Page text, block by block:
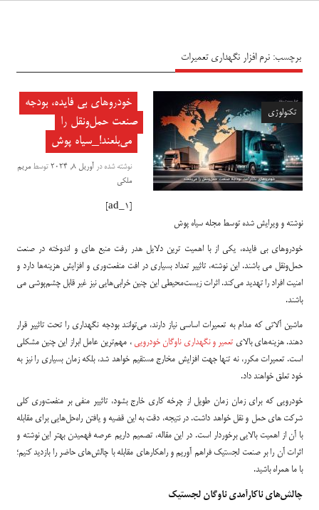
برچسب: نرم افزار نگهداری تعمیرات
تکنولوژی
خودروهای بی فایده، بودجه
صنعت حمل‌ونقل را
می‌بلعند!_سیاه پوش
نوشته شده درآوریل 8, 2024 توسطمریم
ملکی
نوشته و ویرایش شده توسط مجله سیاه پوش
خودروهای بی فایده، یکی از با اهمیت ترین دلایل هدر رفت منبع های و اندوخته در صنعت
حمل‌ونقل می باشند. این نوشته، تاثییر تعداد بسیاری در افت منفعت‌وری و افزایش هزینه‌ها دارد و
امنیت افراد را تهدید می‌کند. اثرات زیست‌محیطی این چنین خرابی‌هایی نیز غیر قابل چشم‌پوشی می
باشند.
ماشین آلاتی که مدام به تعمیرات اساسی نیاز دارند، می‌توانند بودجه نگهداری را تحت تاثییر قرار
دهند. هزینه‌های بالای تعمیر و نگهداری ناوگان خودرویی ، مهم‌ترین عامل ابراز این چنین مشکلی
است. تعمیرات مکرر، نه تنها جهت افزایش مخارج مستقیم خواهد شد، بلکه زمان بسیاری را نیز به
خود تعلق خواهند داد.
خودرویی که برای زمان زمان طویل از چرخه کاری خارج بشود، تاثییر منفی بر منفعت‌وری کلی
شرکت های حمل و نقل خواهد داشت. در نتیجه، دقت به این قضیه و یافتن راه‌حل‌هایی برای مقابله
با آن از اهمیت بالایی برخوردار است. در این مقاله، تصمیم داریم عرصه‌ فهمیدن بهتر این نوشته و
اثرات آن را بر صنعت لجستیک فراهم آوریم و راهکارهای مقابله با چالش‌های حاضر را بازدید کنیم؛
با ما همراه باشید.
چالش‌های ناکارآمدی ناوگان لجستیک